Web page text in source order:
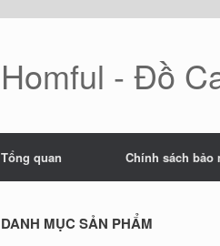
Homful - Đồ
Tổng quan Chính sách bảo
DANH MỤC SẢN PHẨM